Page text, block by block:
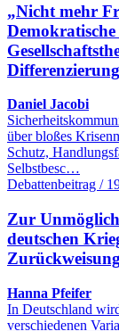
„Nicht mehr
Differenzierung
Daniel Jacobi
über bloßes
Schutz,
Selbstbesc…
Debattenbeitrag /
Zur
deutschen
Zurückweisung
Hanna Pfeifer
In Deutschland
verschiedenen